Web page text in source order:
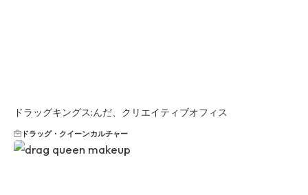
ドラッグキングス:んだ、クリエイティブオフィス
ドラッグ・クイーンカルチャー